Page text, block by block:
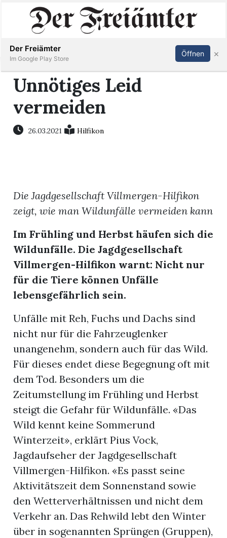
Veranstaltungen
Paper
App
Inserieren Abonnieren Anmelden
Unnötiges Leid
vermeiden
26.03.2021 Hilfikon
Die Jagdgesellschaft Villmergen-Hilfikon
zeigt, wie man Wildunfälle vermeiden kann
Im Frühling und Herbst häufen sich die
Wildunfälle. Die Jagdgesellschaft
Villmergen-Hilfikon warnt: Nicht nur
für die Tiere können Unfälle
lebensgefährlich sein.
Unfälle mit Reh, Fuchs und Dachs sind
nicht nur für die Fahrzeuglenker
unangenehm, sondern auch für das Wild.
Für dieses endet diese Begegnung oft mit
dem Tod. Besonders um die
Zeitumstellung im Frühling und Herbst
steigt die Gefahr für Wildunfälle. «Das
Wild kennt keine Sommerund
Winterzeit», erklärt Pius Vock,
Jagdaufseher der Jagdgesellschaft
Villmergen-Hilfikon. «Es passt seine
Aktivitätszeit dem Sonnenstand sowie
den Wetterverhältnissen und nicht dem
Verkehr an. Das Rehwild lebt den Winter
über in sogenannten Sprüngen (Gruppen),
Der Freiämter
Im Google Play Store
Öffnen ×